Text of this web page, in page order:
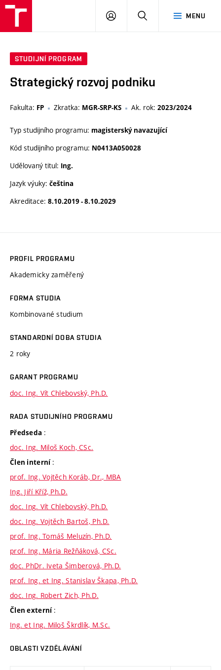
MENU
PŘIHLÁSIT
STUDIJNÍ PROGRAM
Strategický rozvoj podniku
Fakulta: FP Zkratka: MGR-SRP-KS Ak. rok: 2023/2024
Typ studijního programu: magisterský navazující
Kód studijního programu: N0413A050028
Udělovaný titul: Ing.
Jazyk výuky: čeština
Akreditace: 8.10.2019 - 8.10.2029
PROFIL PROGRAMU
Akademicky zaměřený
FORMA STUDIA
Kombinované studium
STANDARDNÍ DOBA STUDIA
2 roky
GARANT PROGRAMU
doc. Ing. Vít Chlebovský, Ph.D.
RADA STUDIJNÍHO PROGRAMU
Předseda :
doc. Ing. Miloš Koch, CSc.
Člen interní :
prof. Ing. Vojtěch Koráb, Dr., MBA
Ing. Jiří Kříž, Ph.D.
doc. Ing. Vít Chlebovský, Ph.D.
doc. Ing. Vojtěch Bartoš, Ph.D.
prof. Ing. Tomáš Meluzín, Ph.D.
prof. Ing. Mária Režňáková, CSc.
doc. PhDr. Iveta Šimberová, Ph.D.
prof. Ing. et Ing. Stanislav Škapa, Ph.D.
doc. Ing. Robert Zich, Ph.D.
Člen externí :
Ing. et Ing. Miloš Škrdlík, M.Sc.
OBLASTI VZDĚLÁVÁNÍ